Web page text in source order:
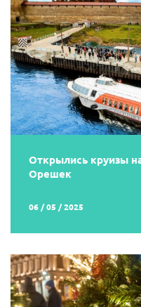
Открылись круизы
Орешек
06 / 05 / 2025